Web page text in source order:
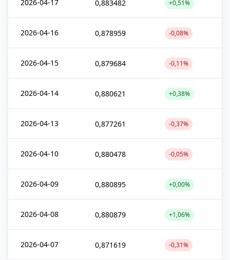
2026-04-17 0,883482 +0,51%
2026-04-16 0,878959 -0,08%
2026-04-15 0,879684 -0,11%
2026-04-14 0,880621 +0,38%
2026-04-13 0,877261 -0,37%
2026-04-10 0,880478 -0,05%
2026-04-09 0,880895 +0,00%
2026-04-08 0,880879 +1,06%
2026-04-07 0,871619 -0,31%